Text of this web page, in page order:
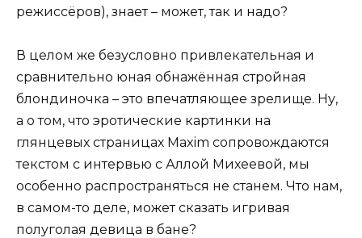
режиссёров), знает – может, так и надо?
В целом же безусловно привлекательная и
сравнительно юная обнажённая стройная
блондиночка – это впечатляющее зрелище. Ну,
а о том, что эротические картинки на
глянцевых страницах Maxim сопровождаются
текстом с интервью с Аллой Михеевой, мы
особенно распространяться не станем. Что нам,
в самом-то деле, может сказать игривая
полуголая девица в бане?